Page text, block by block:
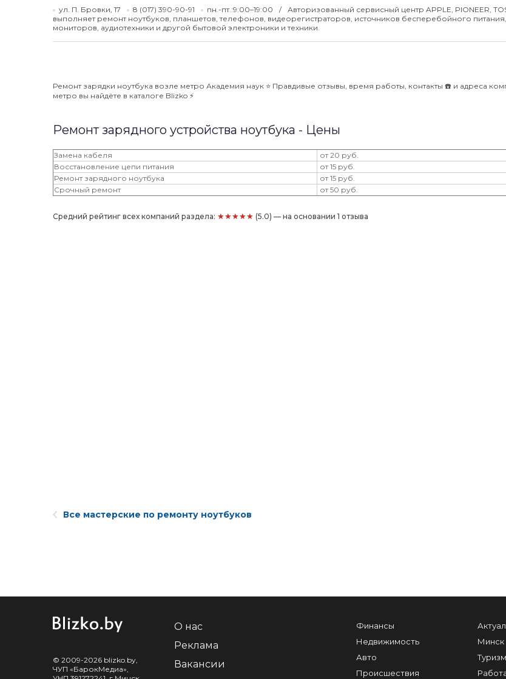
ул. П. Бровки, 17 8 (017) 390-90-91 пн.-пт.:9:00–19:00
Авторизованный сервисный центр APPLE, PIONEER,
выполняет ремонт ноутбуков, планшетов, телефонов, видеорегистраторов, источников бесперебойного
мониторов, аудиотехники и другой бытовой электроники и техники.
Ремонт зарядки ноутбука возле метро Академия наук ⭐️ Правдивые отзывы, время работы, контакты ☎️ и адреса
метро вы найдёте в каталоге Blizko ⚡️
Ремонт зарядного устройства ноутбука - Цены
Замена кабеля
от 20 руб.
Восстановление цепи питания
от 15 руб.
Ремонт зарядного ноутбука
от 15 руб.
Срочный ремонт
от 50 руб.
Средний рейтинг всех компаний раздела: ★★★★★ (5.0) — на основании 1 отзыва
Все мастерские по ремонту ноутбуков
© 2009-2026 blizko.by,
ЧУП «БарокМедиа»,
О нас
Реклама
Вакансии
Финансы
Недвижимость
Авто
Происшествия
Минск
Туризм